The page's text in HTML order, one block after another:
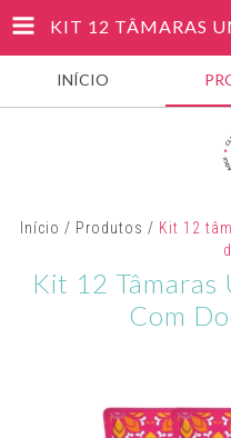
INÍCIO
Início / Produtos / Kit 12
Kit 12 Tâmaras
Com